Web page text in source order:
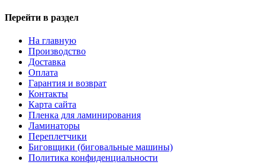
Перейти в раздел
На главную
Производство
Доставка
Оплата
Гарантия и возврат
Контакты
Карта сайта
Пленка для ламинирования
Ламинаторы
Переплетчики
Биговщики (биговальные машины)
Политика конфиденциальности